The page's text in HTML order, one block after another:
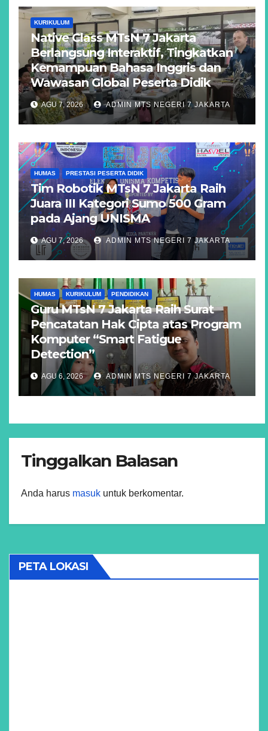
KURIKULUM
Native Class MTsN 7 Jakarta
Berlangsung Interaktif, Tingkatkan
Kemampuan Bahasa Inggris dan
Wawasan Global Peserta Didik
AGU 7, 2026 ADMIN MTS NEGERI 7 JAKARTA
HUMAS PRESTASI PESERTA DIDIK
Tim Robotik MTsN 7 Jakarta Raih
Juara III Kategori Sumo 500 Gram
pada Ajang UNISMA
AGU 7, 2026 ADMIN MTS NEGERI 7 JAKARTA
HUMAS KURIKULUM PENDIDIKAN
Guru MTsN 7 Jakarta Raih Surat
Pencatatan Hak Cipta atas Program
Komputer “Smart Fatigue
Detection”
AGU 6, 2026 ADMIN MTS NEGERI 7 JAKARTA
Tinggalkan Balasan
Anda harus masuk untuk berkomentar.
PETA LOKASI